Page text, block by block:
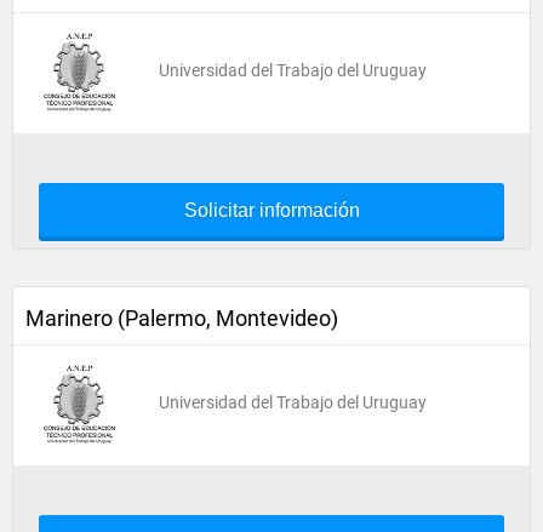
Universidad del Trabajo del Uruguay
Solicitar información
Marinero (Palermo, Montevideo)
Universidad del Trabajo del Uruguay